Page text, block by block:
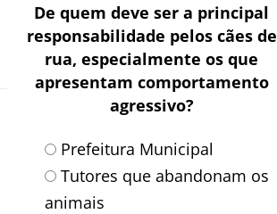
De quem deve ser a principal
responsabilidade pelos cães de
rua, especialmente os que
apresentam comportamento
agressivo?
Prefeitura Municipal
Tutores que abandonam os
animais